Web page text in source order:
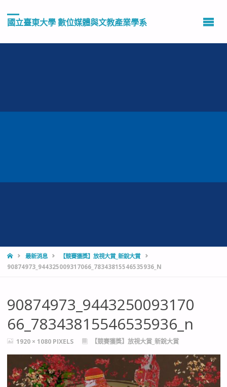
國立臺東大學 數位媒體與文教產業學系
HOME最新消息
【競賽獲獎】放視大賞_新銳大賞
90874973_944325009317066_78343815546535936_N
90874973_9443250093170
66_78343815546535936_n
FULL1920 × 1080 PIXELS 【競賽獲獎】放視大賞_新銳大賞